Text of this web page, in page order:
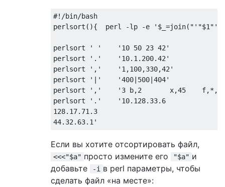
#!/bin/bash
perlsort(){  perl -lp -e
perlsort ' '    '10 50 23 42'
perlsort '.'    '10.1.200.42'
perlsort ','    '1,100,330,42'
perlsort '|'    '400|500|404'
perlsort ','    '3 b,2       x,45
perlsort '.'    '10.128.33.6
128.17.71.3
Если вы хотите отсортировать файл,
<<<"$a" просто измените его "$a" и
добавьте
-i в perl параметры, чтобы
сделать файл «на месте»: